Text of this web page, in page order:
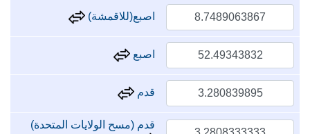
اصبع(للاقمشة)
اصبع
قدم
قدم (مسح الولايات المتحدة)